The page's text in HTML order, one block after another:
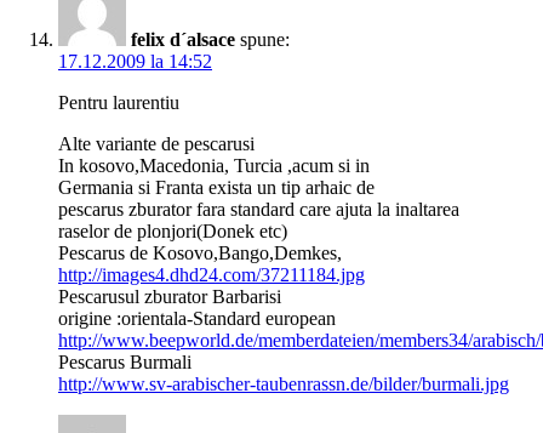
felix d´alsace spune:
17.12.2009 la 14:52
Pentru laurentiu
Alte variante de pescarusi
In kosovo,Macedonia, Turcia ,acum si in
Germania si Franta exista un tip arhaic de
pescarus zburator fara standard care ajuta la inaltarea
raselor de plonjori(Donek etc)
Pescarus de Kosovo,Bango,Demkes,
http://images4.dhd24.com/37211184.jpg
Pescarusul zburator Barbarisi
origine :orientala-Standard european
http://www.beepworld.de/memberdateien/members34/
Pescarus Burmali
http://www.sv-arabischer-taubenrassn.de/bilder/burmali.jpg